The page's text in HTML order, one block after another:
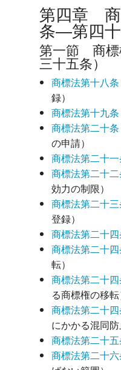
第四章 商
条―第四
第一節 商標
三十五条）
商標法第十八条
録）
商標法第十九条
商標法第二十条
の申請）
商標法第二十
商標法第二十
効力の制限）
商標法第二十
登録）
商標法第二十
商標法第二十
転）
商標法第二十
る商標権の移転
商標法第二十
にかかる混同防
商標法第二十
商標法第二十